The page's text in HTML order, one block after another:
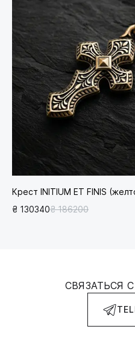
Крест INITIUM ET FINIS
₴ 130340₴ 186200
СВЯЗАТЬСЯ